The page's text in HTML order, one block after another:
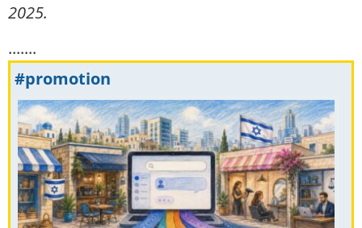
2025.
.......
#promotion